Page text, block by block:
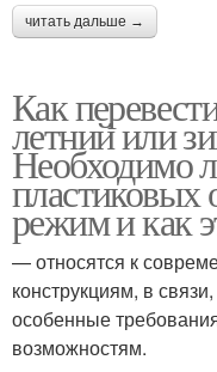
читать дальше →
Как
летний или
Необходимо
пластиковых
режим и как
— относятся к
конструкциям, в
особенные
возможностям.